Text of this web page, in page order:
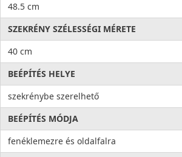
48.5 cm
SZEKRÉNY SZÉLESSÉGI MÉRETE
40 cm
BEÉPÍTÉS HELYE
szekrénybe szerelhető
BEÉPÍTÉS MÓDJA
fenéklemezre és oldalfalra